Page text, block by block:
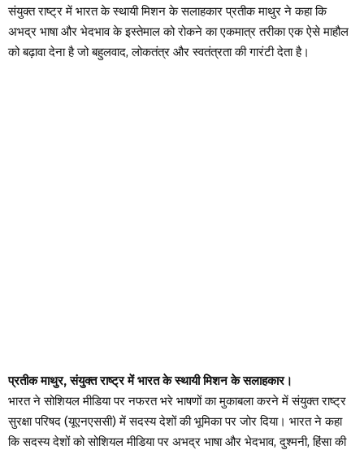
संयुक्त राष्ट्र में भारत के स्थायी मिशन के सलाहकार प्रतीक माथुर ने कहा कि
अभद्र भाषा और भेदभाव के इस्तेमाल को रोकने का एकमात्र तरीका एक ऐसे माहौल
को बढ़ावा देना है जो बहुलवाद, लोकतंत्र और स्वतंत्रता की गारंटी देता है।
प्रतीक माथुर, संयुक्त राष्ट्र में भारत के स्थायी मिशन के सलाहकार।
भारत ने सोशियल मीडिया पर नफरत भरे भाषणों का मुकाबला करने में संयुक्त राष्ट्र
सुरक्षा परिषद (यूएनएससी) में सदस्य देशों की भूमिका पर जोर दिया। भारत ने कहा
कि सदस्य देशों को सोशियल मीडिया पर अभद्र भाषा और भेदभाव, दुश्मनी, हिंसा की